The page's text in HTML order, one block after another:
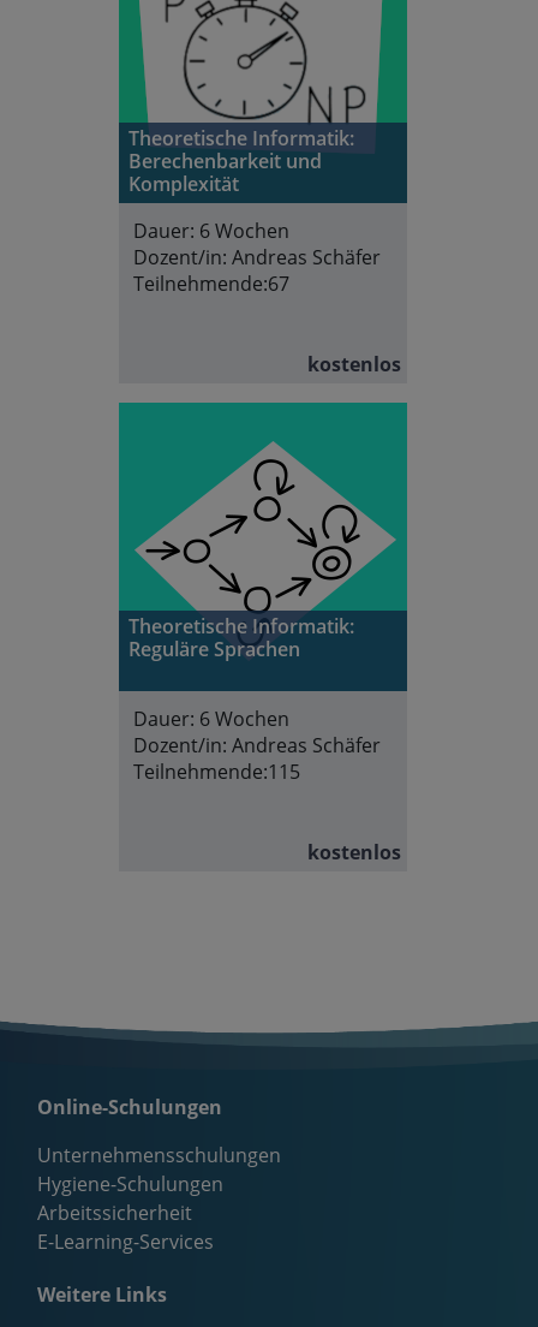
Theoretische Informatik:
Berechenbarkeit und
Komplexität
Dauer: 6 Wochen
Dozent/in: Andreas Schäfer
Teilnehmende:67
kostenlos
Theoretische Informatik:
Reguläre Sprachen
Dauer: 6 Wochen
Dozent/in: Andreas Schäfer
Teilnehmende:115
kostenlos
Online-Schulungen
Unternehmensschulungen
Hygiene-Schulungen
Arbeitssicherheit
E-Learning-Services
Weitere Links